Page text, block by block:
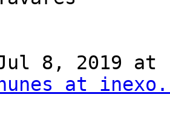
8, 2019 at
at